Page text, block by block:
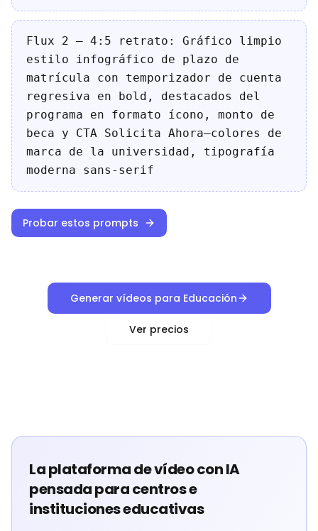
Flux 2 — 4:5 retrato: Gráfico limpio
estilo infográfico de plazo de
matrícula con temporizador de cuenta
regresiva en bold, destacados del
programa en formato ícono, monto de
beca y CTA Solicita Ahora—colores de
marca de la universidad, tipografía
moderna sans-serif
Probar estos prompts
Generar vídeos para Educación
Ver precios
La plataforma de vídeo con IA
pensada para centros e
instituciones educativas